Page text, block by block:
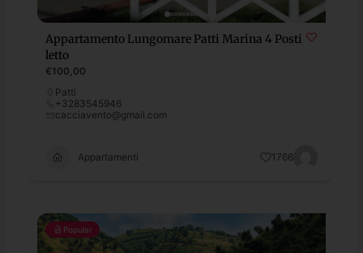
Appartamento Lungomare Patti Marina 4 Posti
letto
€100,00
Patti
+3283545946
cacciavento@gmail.com
Appartamenti 1766
Popular